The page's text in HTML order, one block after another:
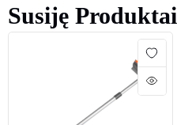
Susiję Produktai